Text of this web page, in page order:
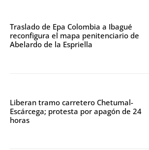
Traslado de Epa Colombia a Ibagué
reconfigura el mapa penitenciario de
Abelardo de la Espriella
Liberan tramo carretero Chetumal-
Escárcega; protesta por apagón de 24
horas